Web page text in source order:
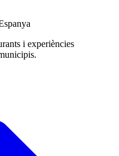
i experiències